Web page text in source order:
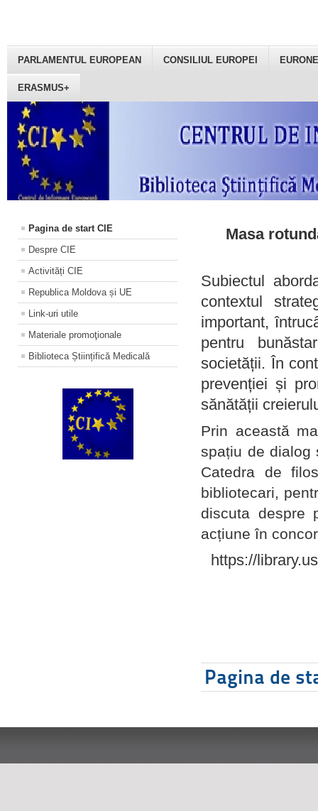
PARLAMENTUL EUROPEAN CONSILIUL EUROPEI
ERASMUS+
Pagina de start CIE
Despre CIE
Activități CIE
Republica Moldova și UE
Link-uri utile
Materiale promoţionale
Biblioteca Științifică Medicală
Masa
Subiectul
contextul
important,
pentru
societății. În
prevenției și
sănătății
Prin această
spațiu de dialog
Catedra de
bibliotecari,
discuta despre
acțiune în
https://
Pagina de